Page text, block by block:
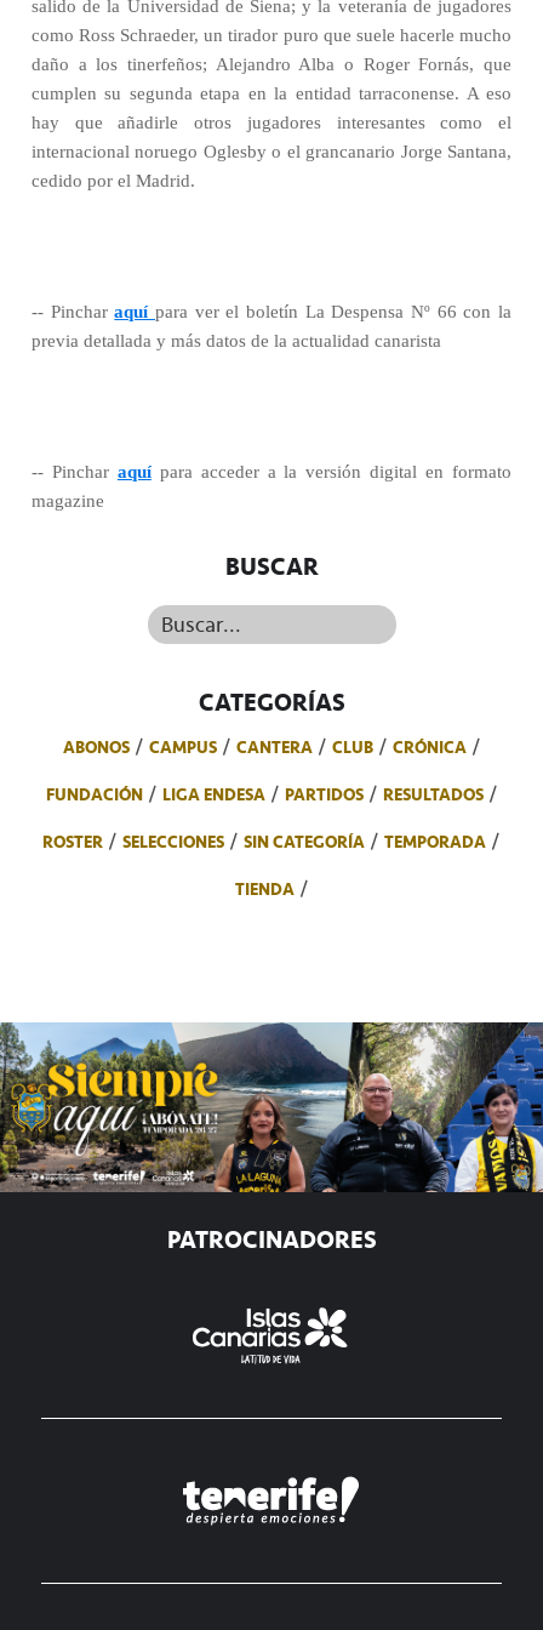
salido de la Universidad de Siena; y la veteranía de jugadores
como Ross Schraeder, un tirador puro que suele hacerle mucho
daño a los tinerfeños; Alejandro Alba o Roger Fornás, que
cumplen su segunda etapa en la entidad tarraconense. A eso
hay que añadirle otros jugadores interesantes como el
internacional noruego Oglesby o el grancanario Jorge Santana,
cedido por el Madrid.
-- Pincharaquípara ver el boletín La Despensa Nº 66 con la
previa detallada y más datos de la actualidad canarista
-- Pinchar aquípara acceder a la versión digital en formato
magazine
BUSCAR
Buscar...
CATEGORÍAS
ABONOS CAMPUS CANTERA CLUB
CRÓNICA
FUNDACIÓN
LIGA ENDESA PARTIDOS
RESULTADOS
ROSTER
SELECCIONES SIN CATEGORÍA
TEMPORADA
TIENDA
PATROCINADORES